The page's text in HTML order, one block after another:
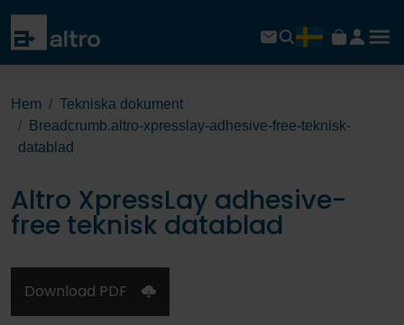
Hem
Tekniska dokument
Breadcrumb.altro-xpresslay-adhesive-free-teknisk-
datablad
Altro XpressLay adhesive-
free teknisk datablad
Download PDF